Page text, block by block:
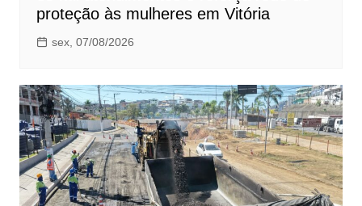
proteção às mulheres em Vitória
sex, 07/08/2026